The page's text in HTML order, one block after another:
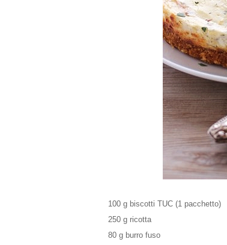
100 g biscotti TUC (1 pacchetto)
250 g ricotta
80 g burro fuso